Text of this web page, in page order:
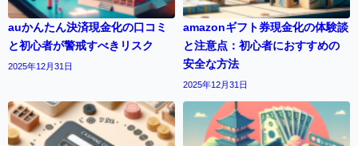
auかんたん決済現金化の口コミ
と初心者が警戒すべきリスク
2025年12月31日
amazonギフト券現金化の体験談
と注意点：初心者におすすめの
安全な方法
2025年12月31日